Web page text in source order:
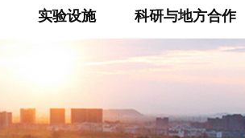
实验设施 科研与地方合作